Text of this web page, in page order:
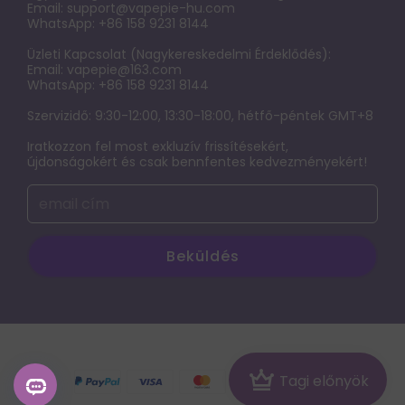
Crown Tagi előnyök
VAPEPIE x TK Ultra Phantom 30000 PUFFS
Exkluziv Limitalt Zona
GYIK
KAPCSOLATFELVÉTEL
Fontos közlemény: Frissítés a webhely-hozzáférésről
Terms of service
ADATVÉDELMI NYILATKOZAT
Email: support@vapepie-hu.com
WhatsApp: +86 158 9231 8144
Üzleti Kapcsolat (Nagykereskedelmi Érdeklődés):
Email: vapepie@163.com
WhatsApp: +86 158 9231 8144
Szervizidő: 9:30-12:00, 13:30-18:00, hétfő-péntek GMT+8
Iratkozzon fel most exkluzív frissítésekért,
újdonságokért és csak bennfentes kedvezményekért!
Beküldés
© 2026 vapepie-hu